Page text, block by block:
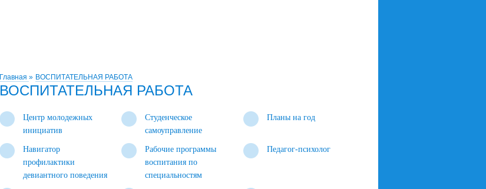
Главная » ВОСПИТАТЕЛЬНАЯ РАБОТА
ВОСПИТАТЕЛЬНАЯ РАБОТА
Центр молодежных
инициатив
Студенческое
самоуправление
Планы на год
Навигатор
профилактики
девиантного поведения
Рабочие программы
воспитания по
специальностям
Педагог-психолог